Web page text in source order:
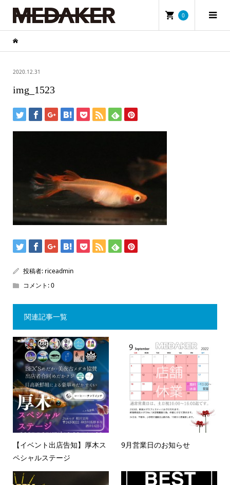
0
2020.12.31
img_1523
投稿者: riceadmin
コメント:0
関連記事一覧
【イベント出店告知】厚木ス
ペシャルステージ
9月営業日のお知らせ